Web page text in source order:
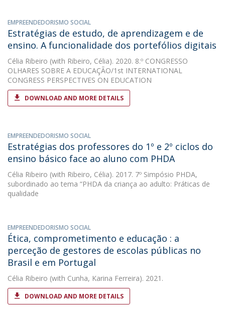
EMPREENDEDORISMO SOCIAL
Estratégias de estudo, de aprendizagem e de
ensino. A funcionalidade dos portefólios digitais
Célia Ribeiro (with Ribeiro, Célia). 2020. 8.º CONGRESSO
OLHARES SOBRE A EDUCAÇÃO/1st INTERNATIONAL
CONGRESS PERSPECTIVES ON EDUCATION
DOWNLOAD AND MORE DETAILS
EMPREENDEDORISMO SOCIAL
Estratégias dos professores do 1º e 2º ciclos do
ensino básico face ao aluno com PHDA
Célia Ribeiro (with Ribeiro, Célia). 2017. 7º Simpósio PHDA,
subordinado ao tema “PHDA da criança ao adulto: Práticas de
qualidade
EMPREENDEDORISMO SOCIAL
Ética, comprometimento e educação : a
perceção de gestores de escolas públicas no
Brasil e em Portugal
Célia Ribeiro (with Cunha, Karina Ferreira). 2021.
DOWNLOAD AND MORE DETAILS